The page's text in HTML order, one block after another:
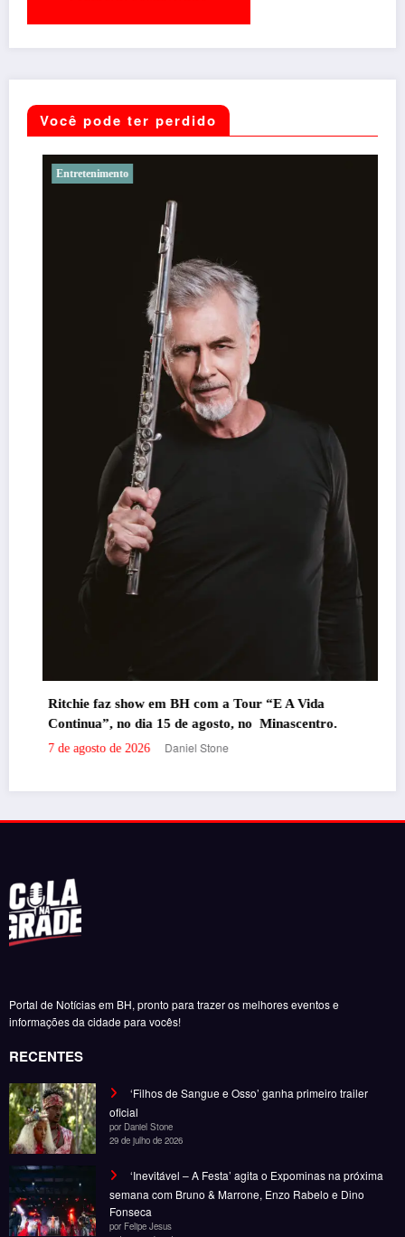
Você pode ter perdido
Entretenimento
Ritchie faz show em BH com a Tour “E A Vida
Continua”, no dia 15 de agosto, no Minascentro.
7 de agosto de 2026 Daniel Stone
Portal de Notícias em BH, pronto para trazer os melhores eventos e
informações da cidade para vocês!
RECENTES
‘Filhos de Sangue e Osso’ ganha primeiro trailer
oficial
por Daniel Stone
29 de julho de 2026
‘Inevitável – A Festa’ agita o Expominas na próxima
semana com Bruno & Marrone, Enzo Rabelo e Dino
Fonseca
por Felipe Jesus